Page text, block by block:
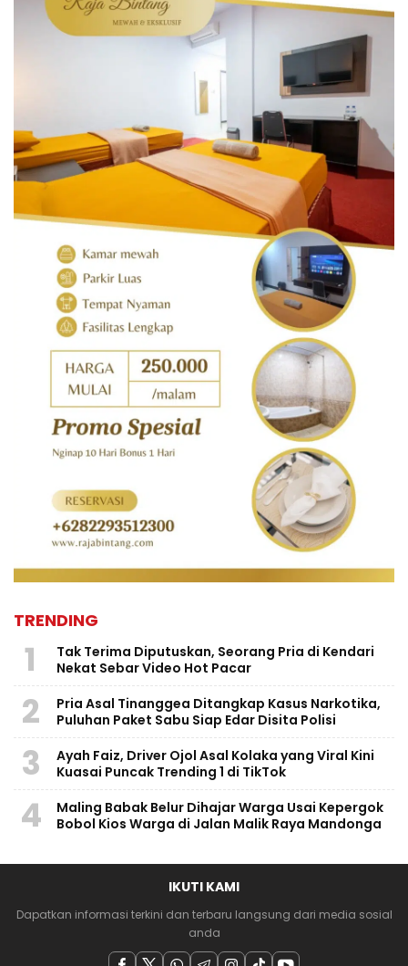
TRENDING
1
Tak Terima Diputuskan, Seorang Pria di Kendari
Nekat Sebar Video Hot Pacar
2
Pria Asal Tinanggea Ditangkap Kasus Narkotika,
Puluhan Paket Sabu Siap Edar Disita Polisi
3
Ayah Faiz, Driver Ojol Asal Kolaka yang Viral Kini
Kuasai Puncak Trending 1 di TikTok
4
Maling Babak Belur Dihajar Warga Usai Kepergok
Bobol Kios Warga di Jalan Malik Raya Mandonga
IKUTI KAMI
Dapatkan informasi terkini dan terbaru langsung dari media sosial
anda